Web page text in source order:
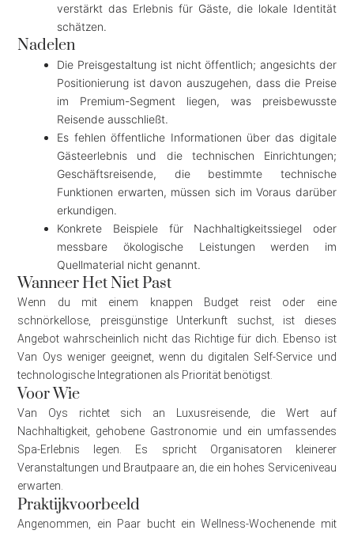
verstärkt das Erlebnis für Gäste, die lokale Identität
schätzen.
Nadelen
Die Preisgestaltung ist nicht öffentlich; angesichts der
Positionierung ist davon auszugehen, dass die Preise
im Premium-Segment liegen, was preisbewusste
Reisende ausschließt.
Es fehlen öffentliche Informationen über das digitale
Gästeerlebnis und die technischen Einrichtungen;
Geschäftsreisende, die bestimmte technische
Funktionen erwarten, müssen sich im Voraus darüber
erkundigen.
Konkrete Beispiele für Nachhaltigkeitssiegel oder
messbare ökologische Leistungen werden im
Quellmaterial nicht genannt.
Wanneer Het Niet Past
Wenn du mit einem knappen Budget reist oder eine
schnörkellose, preisgünstige Unterkunft suchst, ist dieses
Angebot wahrscheinlich nicht das Richtige für dich. Ebenso ist
Van Oys weniger geeignet, wenn du digitalen Self-Service und
technologische Integrationen als Priorität benötigst.
Voor Wie
Van Oys richtet sich an Luxusreisende, die Wert auf
Nachhaltigkeit, gehobene Gastronomie und ein umfassendes
Spa-Erlebnis legen. Es spricht Organisatoren kleinerer
Veranstaltungen und Brautpaare an, die ein hohes Serviceniveau
erwarten.
Praktijkvoorbeeld
Angenommen, ein Paar bucht ein Wellness-Wochenende mit